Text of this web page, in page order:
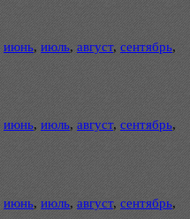
июнь, июль, август, сентябрь,
июнь, июль, август, сентябрь,
июнь, июль, август, сентябрь,